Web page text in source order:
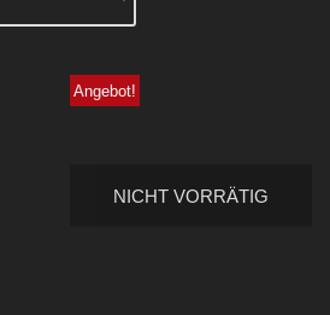
NICHT VORRÄTIG
Angebot!